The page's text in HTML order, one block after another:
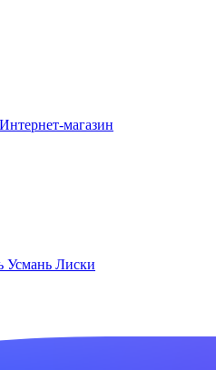
Интернет-магазин
Усмань Лиски